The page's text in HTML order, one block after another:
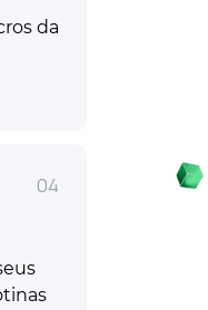
da
04